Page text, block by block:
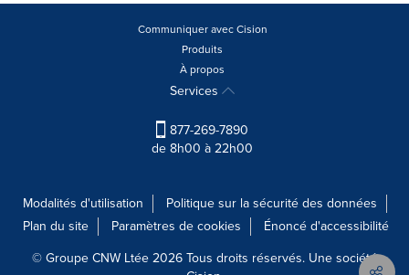
Communiquer avec Cision
Produits
À propos
Services
877-269-7890
de 8h00 à 22h00
Modalités d'utilisation
Politique sur la sécurité des données
Plan du site
Paramètres de cookies
Énoncé d'accessibilité
© Groupe CNW Ltée 2026 Tous droits réservés. Une société